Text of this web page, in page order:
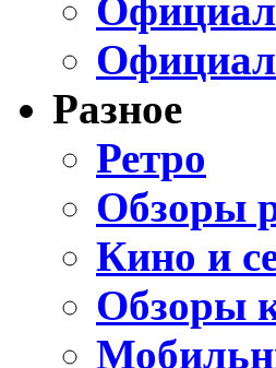
Разное
Ретро
Обзоры
Кино и
Обзоры